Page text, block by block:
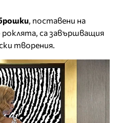
, поставени на
са завършващия
творения.